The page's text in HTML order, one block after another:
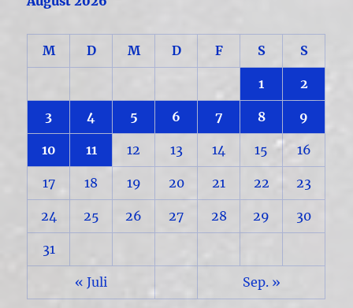
M D M D F S S
1 2
3 4 5 6 7 8 9
10 11 12 13 14 15 16
17 18 19 20 21 22 23
24 25 26 27 28 29 30
31
« Juli Sep. »